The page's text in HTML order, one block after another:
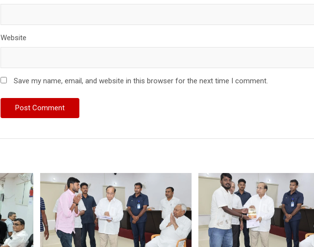
Website
Save my name, email, and website in this browser for the next time I comment.